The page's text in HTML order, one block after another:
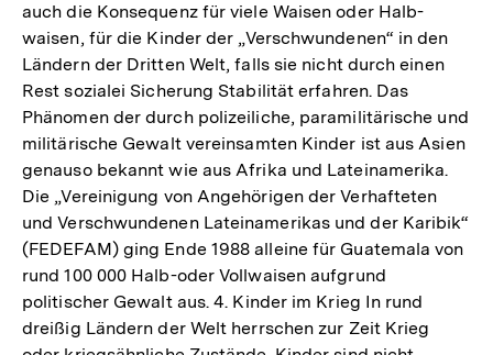
auch die Konsequenz für viele Waisen oder Halb-
waisen, für die Kinder der „Verschwundenen“ in den
Ländern der Dritten Welt, falls sie nicht durch einen
Rest sozialei Sicherung Stabilität erfahren. Das
Phänomen der durch polizeiliche, paramilitärische und
militärische Gewalt vereinsamten Kinder ist aus Asien
genauso bekannt wie aus Afrika und Lateinamerika.
Die „Vereinigung von Angehörigen der Verhafteten
und Verschwundenen Lateinamerikas und der Karibik“
(FEDEFAM) ging Ende 1988 alleine für Guatemala von
rund 100 000 Halb-oder Vollwaisen aufgrund
politischer Gewalt aus. 4. Kinder im Krieg In rund
dreißig Ländern der Welt herrschen zur Zeit Krieg